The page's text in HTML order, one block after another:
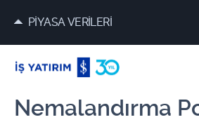
PİYASA VERİLERİ
Nemalandırma